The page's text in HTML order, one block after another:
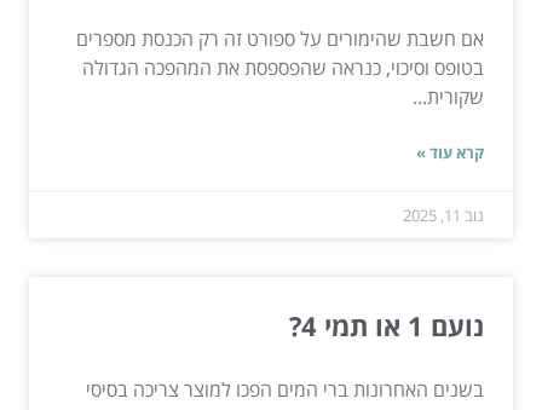
אם חשבת שהימורים על ספורט זה רק הכנסת מספרים
בטופס וסיכוי, כנראה שהפספסת את המהפכה הגדולה
שקורית...
קרא עוד »
נוב 11, 2025
נועם 1 או תמי 4?
בשנים האחרונות ברי המים הפכו למוצר צריכה בסיסי